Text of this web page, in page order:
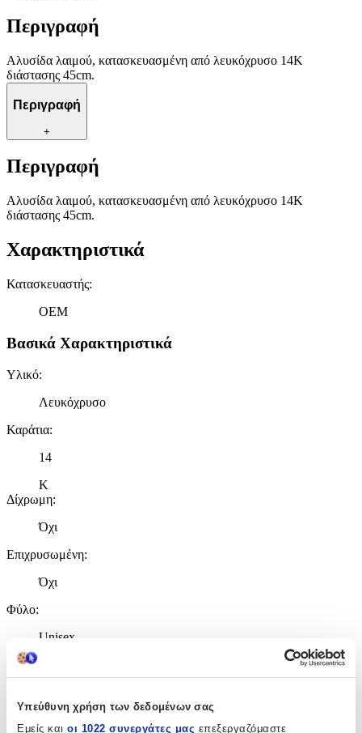
Υπεύθυνη χρήση των δεδομένων σας
Εμείς και οι 1022 συνεργάτες μας επεξεργαζόμαστε
Περιγραφή
Αλυσίδα λαιμού, κατασκευασμένη από λευκόχρυσο 14K
διάστασης 45cm.
Περιγραφή
+
Περιγραφή
Αλυσίδα λαιμού, κατασκευασμένη από λευκόχρυσο 14K
διάστασης 45cm.
Χαρακτηριστικά
Κατασκευαστής:
OEM
Βασικά Χαρακτηριστικά
Υλικό:
Λευκόχρυσο
Καράτια:
14
Κ
Δίχρωμη:
Όχι
Επιχρυσωμένη:
Όχι
Φύλο:
Unisex
Χρώμα Υλικού
Λεπτομέρειες